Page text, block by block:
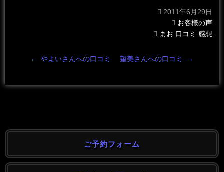
2011年6月29日
お客様の声
まお 口コミ 感想
← やよいさんへの口コミ 望美さんへの口コミ →
ご予約フォーム